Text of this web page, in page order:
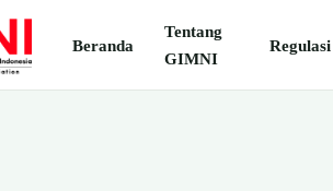
Beranda
Tentang
GIMNI
Regulasi